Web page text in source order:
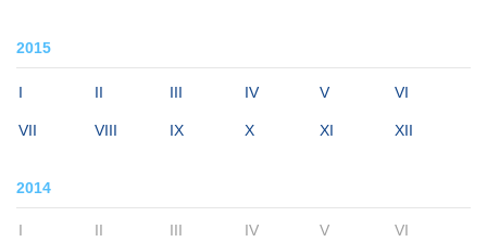
2015
I II III IV V VI
VII VIII IX X XI XII
2014
I II III IV V VI